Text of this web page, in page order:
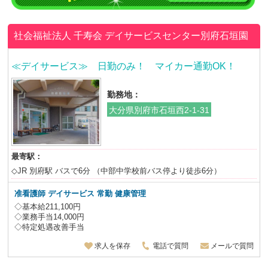
社会福祉法人 千寿会 デイサービスセンター別府石垣園
≪デイサービス≫ 日勤のみ！ マイカー通勤OK！
勤務地：
大分県別府市石垣西2-1-31
最寄駅：
◇JR 別府駅 バスで6分 （中部中学校前バス停より徒歩6分）
准看護師デイサービス 常勤 健康管理
◇基本給211,100円
◇業務手当14,000円
◇特定処遇改善手当
求人を保存 電話で質問 メールで質問